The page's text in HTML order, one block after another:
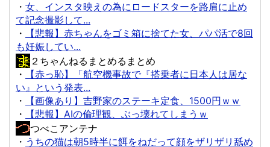
・ 女、インスタ映えの為にロードスターを路肩に止め
て記念撮影して...
・
【悲報】赤ちゃんをゴミ箱に捨てた女、パパ活で8回
も妊娠してい...
２ちゃんねるまとめるまとめ
・
【赤っ恥】「航空機事故で『搭乗者に日本人は居な
い』という発表...
・
【画像あり】吉野家のステーキ定食、1500円ｗｗ
・
【悲報】AIの倫理観、ぶっ壊れてしまうｗ
つべこアンテナ
・ うちの猫は朝5時半に餌をねだって顔をザリザリ舐め